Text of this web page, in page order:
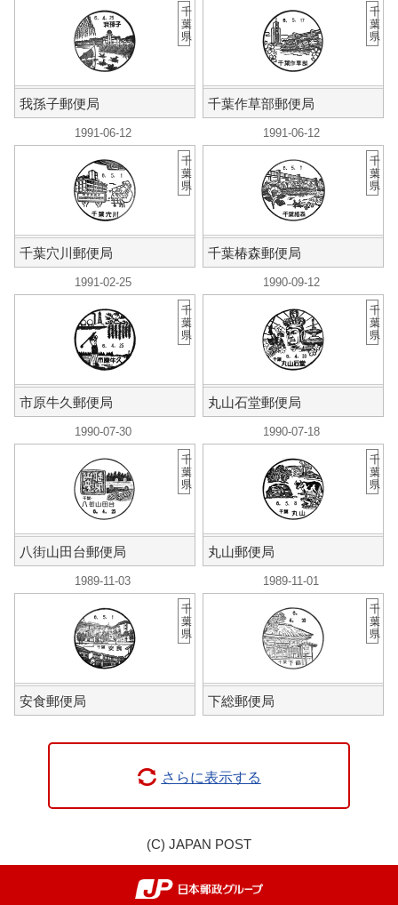
我孫子郵便局
千
葉
県
千葉作草部郵便局
千
葉
県
1991-06-12
千葉穴川郵便局
千
葉
県
1991-06-12
千葉椿森郵便局
千
葉
県
1991-02-25
市原牛久郵便局
千
葉
県
1990-09-12
丸山石堂郵便局
千
葉
県
1990-07-30
八街山田台郵便局
千
葉
県
1990-07-18
丸山郵便局
千
葉
県
1989-11-03
安食郵便局
千
葉
県
1989-11-01
下総郵便局
千
葉
県
さらに表示する
(C) JAPAN POST